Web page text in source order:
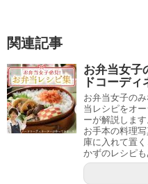
関連記事
お弁当女子
ドコーデ
お弁当女子の
当レシピをオ
ーが解説しま
お手本の料理
庫に入れて置
かずのレシピも